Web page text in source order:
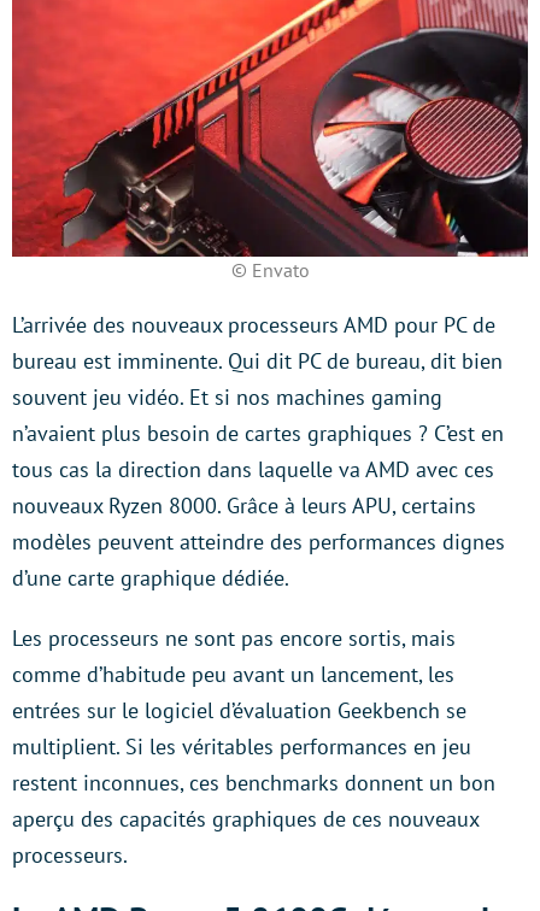
© Envato
L’arrivée des nouveaux processeurs AMD pour PC de
bureau est imminente. Qui dit PC de bureau, dit bien
souvent jeu vidéo. Et si nos machines gaming
n’avaient plus besoin de cartes graphiques ? C’est en
tous cas la direction dans laquelle va AMD avec ces
nouveaux Ryzen 8000. Grâce à leurs APU, certains
modèles peuvent atteindre des performances dignes
d’une carte graphique dédiée.
Les processeurs ne sont pas encore sortis, mais
comme d’habitude peu avant un lancement, les
entrées sur le logiciel d’évaluation Geekbench se
multiplient. Si les véritables performances en jeu
restent inconnues, ces benchmarks donnent un bon
aperçu des capacités graphiques de ces nouveaux
processeurs.